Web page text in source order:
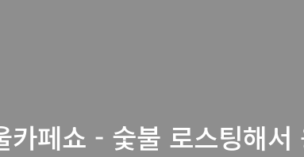
페쇼 - 숯불 로스팅해